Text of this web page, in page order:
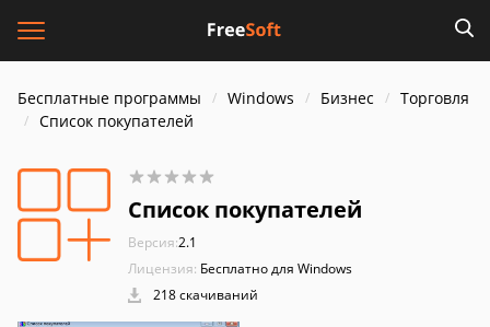
Бесплатные программы Windows Бизнес
Торговля
Список покупателей
Список покупателей
Версия:2.1
Лицензия: Бесплатно для Windows
218 скачиваний